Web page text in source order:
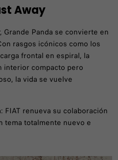
Away
Grande Panda se convierte en
rasgos icónicos como los
frontal en espiral, la
interior compacto pero
la vida se vuelve
FIAT renueva su colaboración
tema totalmente nuevo e